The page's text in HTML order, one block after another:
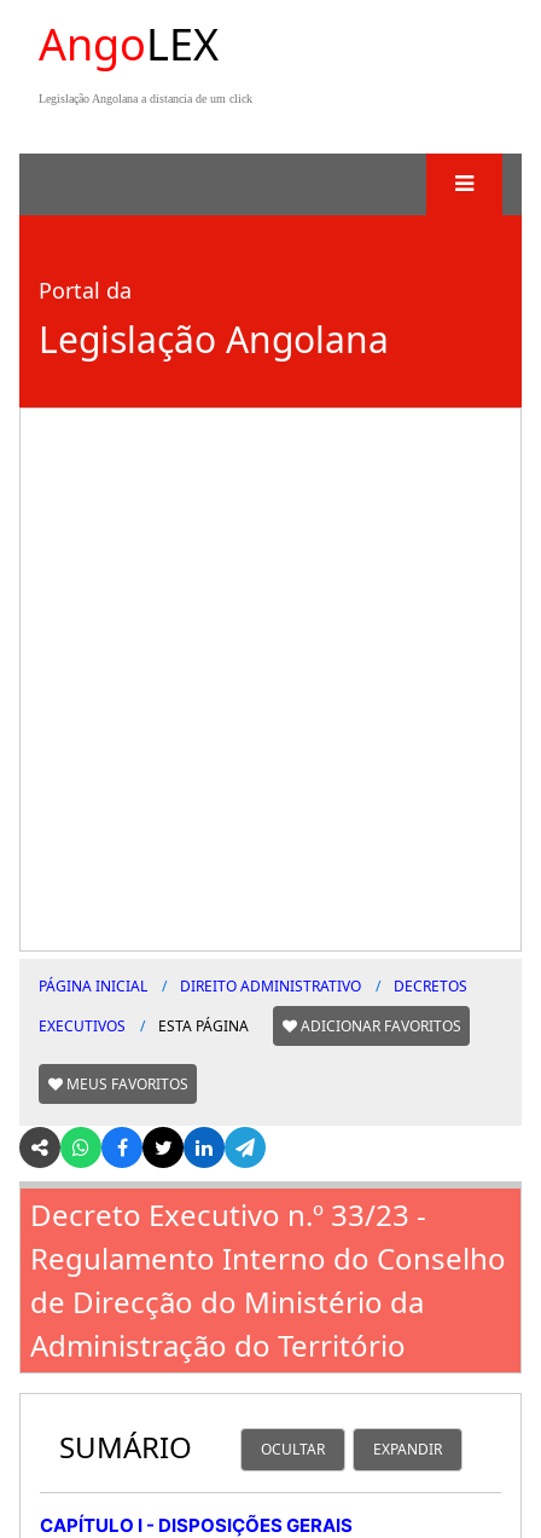
AngoLEX
Legislação Angolana a distancia de um click
Portal da
Legislação Angolana
PÁGINA INICIAL DIREITO ADMINISTRATIVO
DECRETOS
EXECUTIVOS
ESTA PÁGINA ADICIONAR FAVORITOS
MEUS FAVORITOS
Decreto Executivo n.º 33/23 -
Regulamento Interno do Conselho
de Direcção do Ministério da
Administração do Território
SUMÁRIO OCULTAR EXPANDIR
CAPÍTULO I - DISPOSIÇÕES GERAIS